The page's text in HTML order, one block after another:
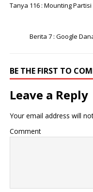
Tanya 116 : Mounting Partisi
Berita 7 : Google
BE THE FIRST TO
Leave a Reply
Your email address will
Comment